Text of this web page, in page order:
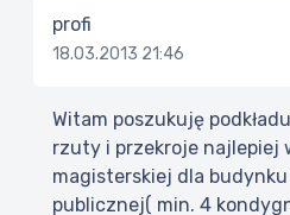
profi
18.03.2013 21:46
Witam poszukuję
rzuty i przekroje najlepiej
magisterskiej dla
publicznej( min. 4